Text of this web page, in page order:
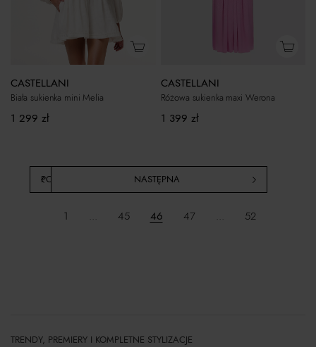
CASTELLANI
Biała sukienka mini Melia
1 299 zł
CASTELLANI
Różowa sukienka maxi Werona
1 399 zł
POPRZEDNIA
1 ... 45 46 47 ... 52
NASTĘPNA
TRENDY, PREMIERY I KOMPLETNE STYLIZACJE